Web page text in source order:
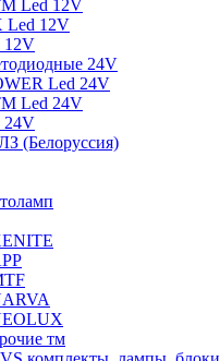
Led 12V
Led 12V
12V
24V
Led 24V
Led 24V
24V
(Белоруссия)
тм